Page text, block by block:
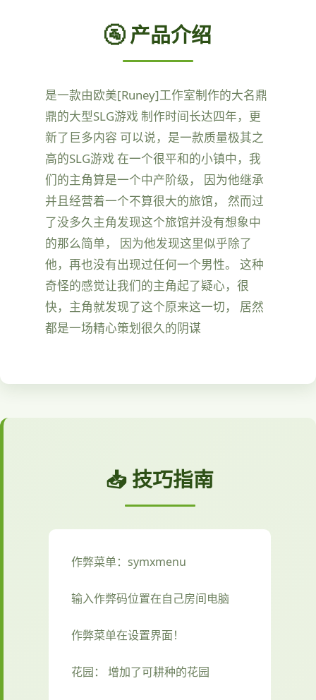
🚰 产品介绍
是一款由欧美[Runey]工作室制作的大名鼎
鼎的大型SLG游戏 制作时间长达四年，更
新了巨多内容 可以说，是一款质量极其之
高的SLG游戏 在一个很平和的小镇中，我
们的主角算是一个中产阶级， 因为他继承
并且经营着一个不算很大的旅馆， 然而过
了没多久主角发现这个旅馆并没有想象中
的那么简单， 因为他发现这里似乎除了
他，再也没有出现过任何一个男性。 这种
奇怪的感觉让我们的主角起了疑心，很
快，主角就发现了这个原来这一切， 居然
都是一场精心策划很久的阴谋
📥 技巧指南
作弊菜单：symxmenu
输入作弊码位置在自己房间电脑
作弊菜单在设置界面！
花园： 增加了可耕种的花园